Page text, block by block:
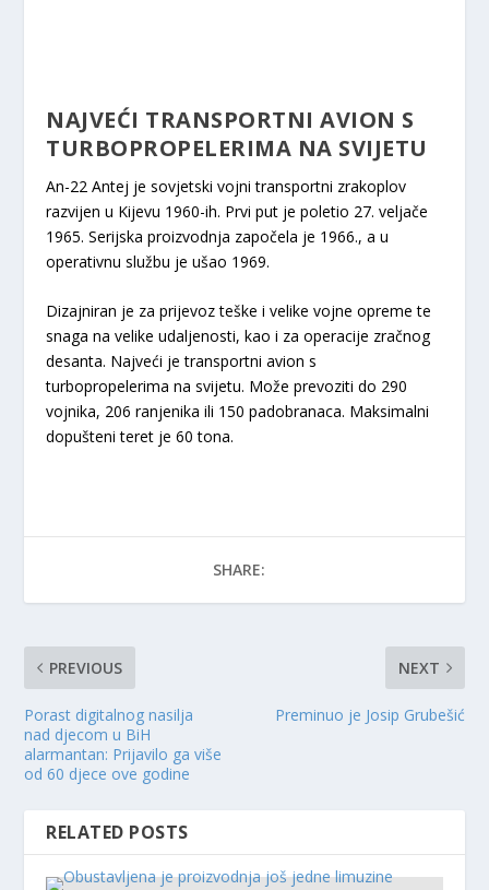
NAJVEĆI TRANSPORTNI AVION S
TURBOPROPELERIMA NA SVIJETU
An-22 Antej je sovjetski vojni transportni zrakoplov
razvijen u Kijevu 1960-ih. Prvi put je poletio 27. veljače
1965. Serijska proizvodnja započela je 1966., a u
operativnu službu je ušao 1969.
Dizajniran je za prijevoz teške i velike vojne opreme te
snaga na velike udaljenosti, kao i za operacije zračnog
desanta. Najveći je transportni avion s
turbopropelerima na svijetu. Može prevoziti do 290
vojnika, 206 ranjenika ili 150 padobranaca. Maksimalni
dopušteni teret je 60 tona.
SHARE:
PREVIOUS
Porast digitalnog nasilja
nad djecom u BiH
alarmantan: Prijavilo ga više
od 60 djece ove godine
NEXT
Preminuo je Josip Grubešić
RELATED POSTS